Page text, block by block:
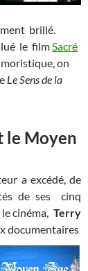
brillé.
le filmSacré
on
Le Sens de la
le Moyen
a excédé, de
de ses cinq
cinéma, Terry
documentaires